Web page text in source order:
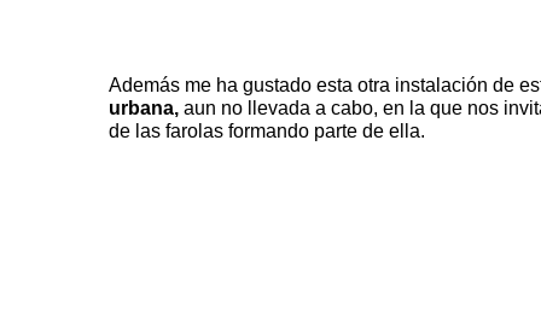
Además me ha gustado esta otra instalación de
urbana, aun no llevada a cabo, en la que nos
de las farolas formando parte de ella.